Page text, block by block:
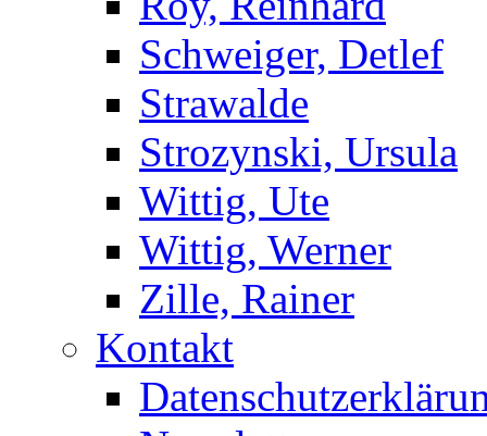
Schweiger, Detlef
Strawalde
Strozynski, Ursula
Wittig, Ute
Wittig, Werner
Zille, Rainer
Kontakt